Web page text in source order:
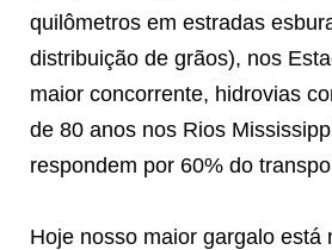
quilômetros em estradas
distribuição de grãos), nos
maior concorrente, hidrovias
de 80 anos nos Rios
respondem por 60% do
Hoje nosso maior gargalo está